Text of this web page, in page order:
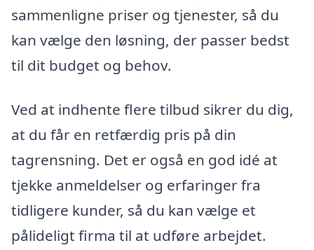
sammenligne priser og tjenester, så du
kan vælge den løsning, der passer bedst
til dit budget og behov.
Ved at indhente flere tilbud sikrer du dig,
at du får en retfærdig pris på din
tagrensning. Det er også en god idé at
tjekke anmeldelser og erfaringer fra
tidligere kunder, så du kan vælge et
pålideligt firma til at udføre arbejdet.